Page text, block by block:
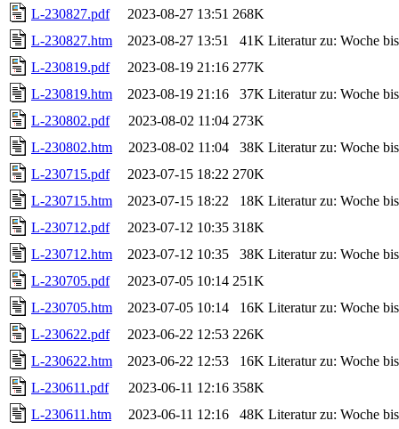
L-230827.pdf
2023-08-27 13:51 268K
L-230827.htm
2023-08-27 13:51 41K Literatur zu: Woche
L-230819.pdf
2023-08-19 21:16 277K
L-230819.htm
2023-08-19 21:16 37K Literatur zu: Woche
L-230802.pdf
2023-08-02 11:04 273K
L-230802.htm
2023-08-02 11:04 38K Literatur zu: Woche
L-230715.pdf
2023-07-15 18:22 270K
L-230715.htm
2023-07-15 18:22 18K Literatur zu: Woche
L-230712.pdf
2023-07-12 10:35 318K
L-230712.htm
2023-07-12 10:35 38K Literatur zu: Woche
L-230705.pdf
2023-07-05 10:14 251K
L-230705.htm
2023-07-05 10:14 16K Literatur zu: Woche
L-230622.pdf
2023-06-22 12:53 226K
L-230622.htm
2023-06-22 12:53 16K Literatur zu: Woche
L-230611.pdf
2023-06-11 12:16 358K
L-230611.htm
2023-06-11 12:16 48K Literatur zu: Woche